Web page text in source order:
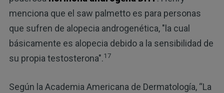
menciona que el saw palmetto es para personas
que sufren de alopecia androgenética, "la cual
básicamente es alopecia debido a la sensibilidad de
su propia testosterona".17
Según la Academia Americana de Dermatología, “La